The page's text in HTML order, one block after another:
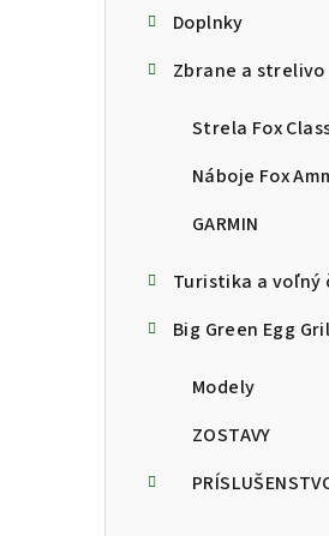
Doplnky
Zbrane a strelivo
Strela Fox
Náboje Fox
GARMIN
Turistika a voľný
Big Green Egg
Modely
ZOSTAVY